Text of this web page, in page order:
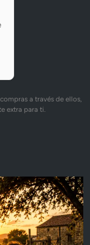
a través de ellos,
extra para ti.